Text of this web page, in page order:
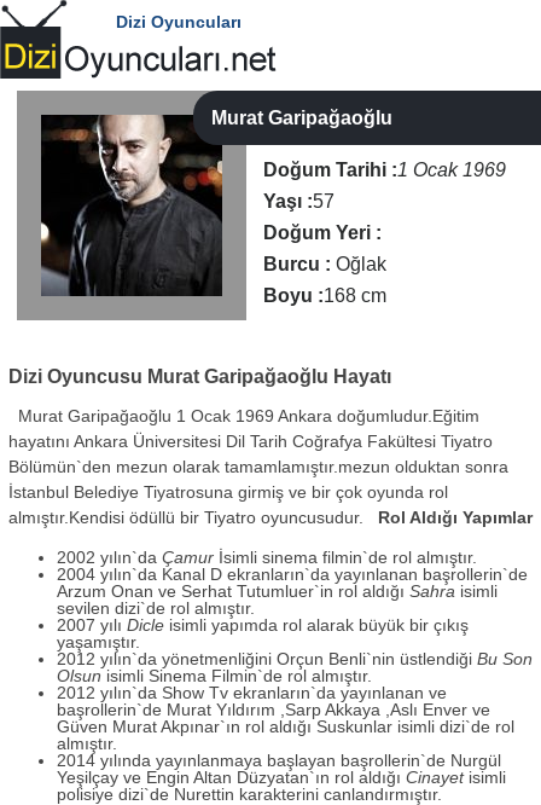
Dizi Oyuncuları
Murat Garipağaoğlu
Doğum Tarihi :1 Ocak 1969
Yaşı :57
Doğum Yeri :
Burcu : Oğlak
Boyu :168 cm
Dizi Oyuncusu Murat Garipağaoğlu Hayatı
Murat Garipağaoğlu 1 Ocak 1969 Ankara doğumludur.Eğitim
hayatını Ankara Üniversitesi Dil Tarih Coğrafya Fakültesi Tiyatro
Bölümün`den mezun olarak tamamlamıştır.mezun olduktan sonra
İstanbul Belediye Tiyatrosuna girmiş ve bir çok oyunda rol
almıştır.Kendisi ödüllü bir Tiyatro oyuncusudur. Rol Aldığı Yapımlar
2002 yılın`daÇamur İsimli sinema filmin`de rol almıştır.
2004 yılın`da Kanal D ekranların`da yayınlanan başrollerin`de
Arzum Onan ve Serhat Tutumluer`in rol aldığıSahra isimli
sevilen dizi`de rol almıştır.
2007 yılıDicle isimli yapımda rol alarak büyük bir çıkış
yaşamıştır.
2012 yılın`da yönetmenliğini Orçun Benli`nin üstlendiğiBu Son
Olsun isimli Sinema Filmin`de rol almıştır.
2012 yılın`da Show Tv ekranların`da yayınlanan ve
başrollerin`de Murat Yıldırım ,Sarp Akkaya ,Aslı Enver ve
Güven Murat Akpınar`ın rol aldığı Suskunlar isimli dizi`de rol
almıştır.
2014 yılında yayınlanmaya başlayan başrollerin`de Nurgül
Yeşilçay ve Engin Altan Düzyatan`ın rol aldığıCinayetisimli
polisiye dizi`de Nurettin karakterini canlandırmıştır.